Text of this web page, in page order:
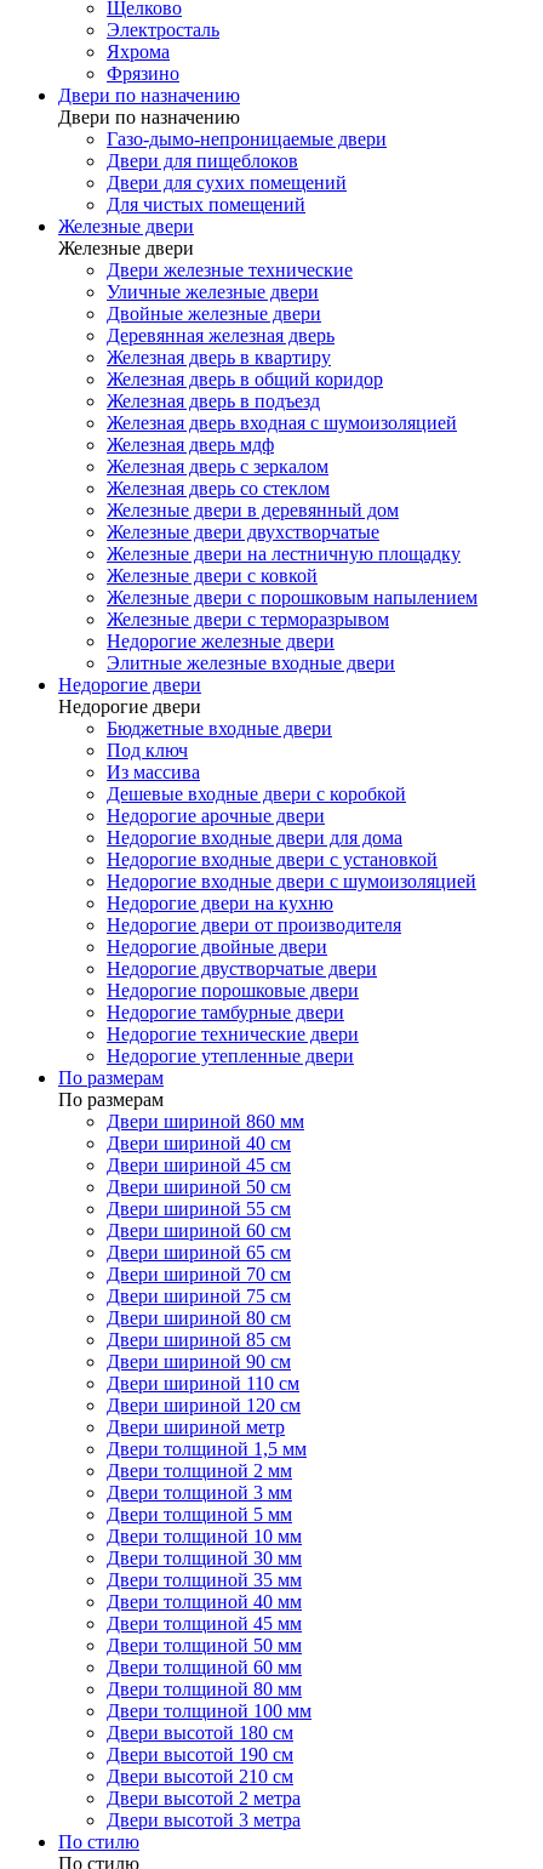
Щелково
Электросталь
Яхрома
Фрязино
Двери по назначению
Двери по назначению
Газо-дымо-непроницаемые двери
Двери для пищеблоков
Двери для сухих помещений
Для чистых помещений
Железные двери
Железные двери
Двери железные технические
Уличные железные двери
Двойные железные двери
Деревянная железная дверь
Железная дверь в квартиру
Железная дверь в общий коридор
Железная дверь в подъезд
Железная дверь входная с шумоизоляцией
Железная дверь мдф
Железная дверь с зеркалом
Железная дверь со стеклом
Железные двери в деревянный дом
Железные двери двухстворчатые
Железные двери на лестничную площадку
Железные двери с ковкой
Железные двери с порошковым напылением
Железные двери с терморазрывом
Недорогие железные двери
Элитные железные входные двери
Недорогие двери
Недорогие двери
Бюджетные входные двери
Под ключ
Из массива
Дешевые входные двери с коробкой
Недорогие арочные двери
Недорогие входные двери для дома
Недорогие входные двери с установкой
Недорогие входные двери с шумоизоляцией
Недорогие двери на кухню
Недорогие двери от производителя
Недорогие двойные двери
Недорогие двустворчатые двери
Недорогие порошковые двери
Недорогие тамбурные двери
Недорогие технические двери
Недорогие утепленные двери
По размерам
По размерам
Двери шириной 860 мм
Двери шириной 40 см
Двери шириной 45 см
Двери шириной 50 см
Двери шириной 55 см
Двери шириной 60 см
Двери шириной 65 см
Двери шириной 70 см
Двери шириной 75 см
Двери шириной 80 см
Двери шириной 85 см
Двери шириной 90 см
Двери шириной 110 см
Двери шириной 120 см
Двери шириной метр
Двери толщиной 1,5 мм
Двери толщиной 2 мм
Двери толщиной 3 мм
Двери толщиной 5 мм
Двери толщиной 10 мм
Двери толщиной 30 мм
Двери толщиной 35 мм
Двери толщиной 40 мм
Двери толщиной 45 мм
Двери толщиной 50 мм
Двери толщиной 60 мм
Двери толщиной 80 мм
Двери толщиной 100 мм
Двери высотой 180 см
Двери высотой 190 см
Двери высотой 210 см
Двери высотой 2 метра
Двери высотой 3 метра
По стилю
По стилю